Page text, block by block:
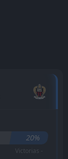
20%
Victorias -